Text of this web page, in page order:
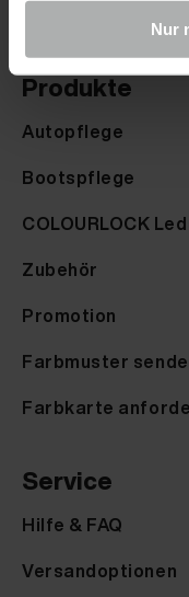
Nur
Produkte
Autopflege
Bootspflege
COLOURLOCK
Zubehör
Promotion
Farbmuster
Farbkarte
Service
Hilfe & FAQ
Versandoptionen